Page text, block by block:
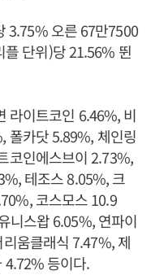
3.75% 오른 67만7500
플 단위)당 21.56% 뛴
라이트코인 6.46%, 비
폴카닷 5.89%, 체인링
코인에스브이 2.73%,
테조스 8.05%, 크
코스모스 10.9
니스왑 6.05%, 연파이
움클래식 7.47%, 제
4.72% 등이다.